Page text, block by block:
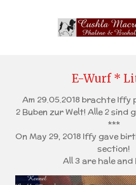
E-Wurf *
Am 29.05.2018 brachte
2 Buben zur Welt! Alle 2 sind
***
On May 29, 2018 Iffy gave
section!
All 3 are hale